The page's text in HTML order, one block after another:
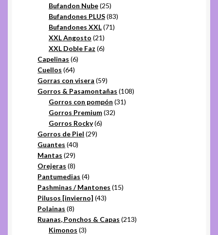
productos
Bufandon Nube 2525
productos
Bufandones PLUS 8383
Bufandones XXL 7171
XXL Angosto 2121
productos
XXL Doble Faz 66
Capelinas 66
Cuellos 6464
productos
Gorras con visera 5959
productos
Gorros & Pasamontañas 108108
Gorros con pompón 3131
Gorros Premium 3232
Gorros Rocky 66
Gorros de Piel 2929
Guantes 4040
Mantas 2929
productos
Orejeras 88
productos
Pantumedias 44
productos
Pashminas / Mantones 1515
Pilusos [invierno] 4343
Polainas 88
productos
Ruanas, Ponchos & Capas 213213
Kimonos 33